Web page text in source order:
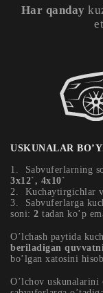
Har qanday
USKUNALAR
Sabvuferlarning
3х12`, 4х10`
Kuchaytirgichlar
Sabvuferlarga
soni: 2 tadan ko’p
O’lchash paytida
beriladigan
bo’lgan xatosini
O’lchov uskunalarini